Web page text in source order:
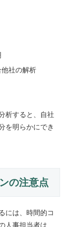
社の解析
析すると、自社
を明らかにでき
の注意点
には、時間的コ
人事担当者は